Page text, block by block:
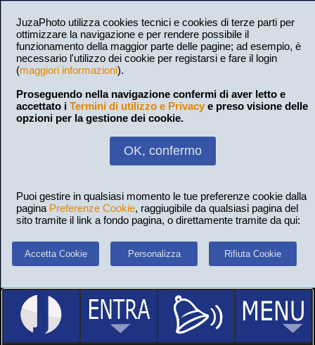
JuzaPhoto utilizza cookies tecnici e cookies di terze parti per
ottimizzare la navigazione e per rendere possibile il
funzionamento della maggior parte delle pagine; ad esempio, è
necessario l'utilizzo dei cookie per registarsi e fare il login
(maggiori informazioni).
Proseguendo nella navigazione confermi di aver letto e
accettato i Termini di utilizzo e Privacy e preso visione delle
opzioni per la gestione dei cookie.
OK, confermo
Puoi gestire in qualsiasi momento le tue preferenze cookie dalla
pagina Preferenze Cookie, raggiugibile da qualsiasi pagina del
sito tramite il link a fondo pagina, o direttamente tramite da qui:
Accetta Cookie Personalizza Rifiuta Cookie